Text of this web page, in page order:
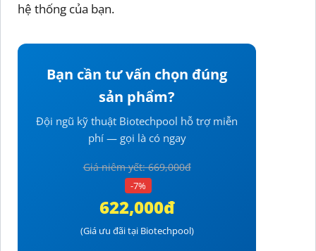
hệ thống của bạn.
Bạn cần tư vấn chọn đúng
sản phẩm?
Đội ngũ kỹ thuật Biotechpool hỗ trợ miễn
phí — gọi là có ngay
Giá niêm yết: 669,000đ
-7%
622,000đ
(Giá ưu đãi tại Biotechpool)